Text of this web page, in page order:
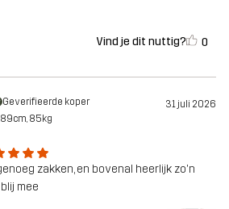
Vind je dit nuttig? 0
Geverifieerde koper 31 juli 2026
85kg
zakken, en bovenal heerlijk zo'n
mee